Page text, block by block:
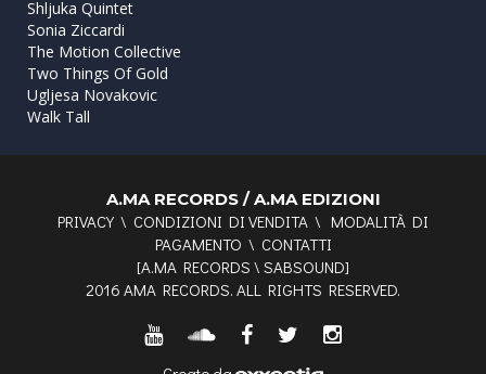
Shljuka Quintet
Sonia Ziccardi
The Motion Collective
Two Things Of Gold
Ugljesa Novakovic
Walk Tall
A.MA RECORDS / A.MA EDIZIONI
PRIVACY \ CONDIZIONI DI VENDITA \ MODALITÀ DI
PAGAMENTO \ CONTATTI
[A.MA RECORDS \ SABSOUND]
2016 AMA RECORDS. ALL RIGHTS RESERVED.